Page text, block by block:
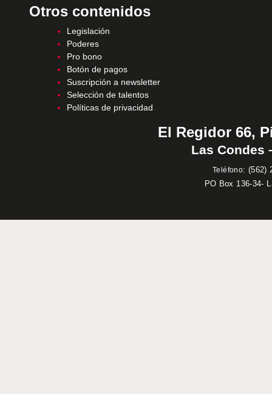
Otros contenidos
Legislación
Poderes
Pro bono
Botón de pagos
Suscripción a newsletter
Selección de talentos
Políticas de privacidad
El Regidor 66,
Las Condes
Teléfono: (562)
PO Box 136-34-